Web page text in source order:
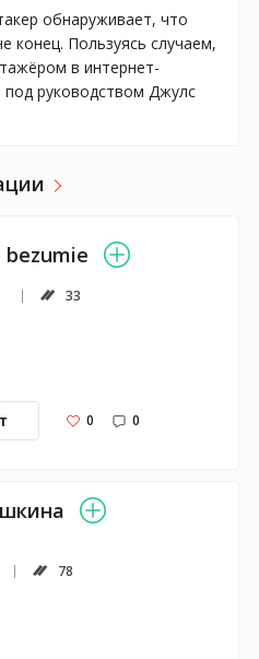
обнаруживает, что
Пользуясь случаем,
в интернет-
руководством Джулс
bezumie
33
0 0
78